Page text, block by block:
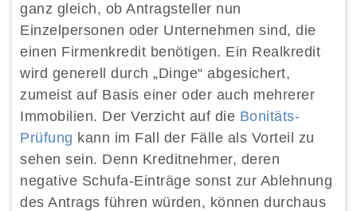
ganz gleich, ob Antragsteller nun
Einzelpersonen oder Unternehmen sind, die
einen Firmenkredit benötigen. Ein Realkredit
wird generell durch „Dinge“ abgesichert,
zumeist auf Basis einer oder auch mehrerer
Immobilien. Der Verzicht auf die Bonitäts-
Prüfung kann im Fall der Fälle als Vorteil zu
sehen sein. Denn Kreditnehmer, deren
negative Schufa-Einträge sonst zur Ablehnung
des Antrags führen würden, können durchaus